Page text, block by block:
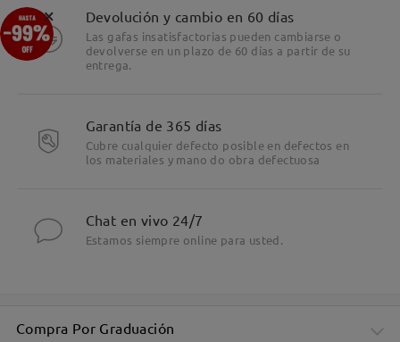
Devolución y cambio en 60 días
Las gafas insatisfactorias pueden cambiarse o
devolverse en un plazo de 60 días a partir de su
entrega.
Garantía de 365 días
Cubre cualquier defecto posible en defectos en
los materiales y mano do obra defectuosa
Chat en vivo 24/7
Estamos siempre online para usted.
Compra Por Graduación
×